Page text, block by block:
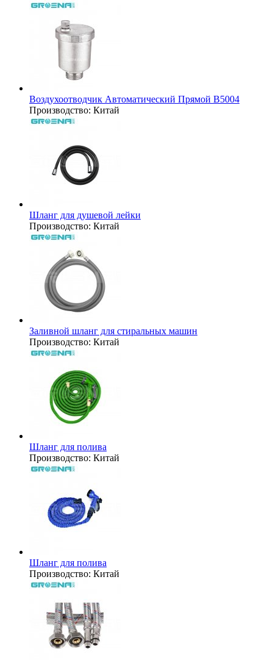
Воздухоотводчик Автоматический Прямой B5004
Производство: Китай
Шланг для душевой лейки
Производство: Китай
Заливной шланг для стиральных машин
Производство: Китай
Шланг для полива
Производство: Китай
Шланг для полива
Производство: Китай